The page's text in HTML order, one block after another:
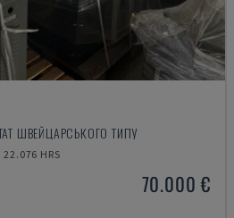
ШВЕЙЦАРСЬКОГО ТИПУ
22.076 HRS
70.000 €